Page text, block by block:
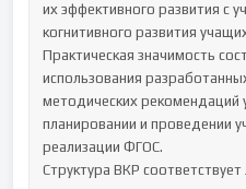
их эффективного развития с
когнитивного развития
Практическая значимость
использования
методических рекомендаций
планировании и проведении
реализации ФГОС.
Структура ВКР соответствует